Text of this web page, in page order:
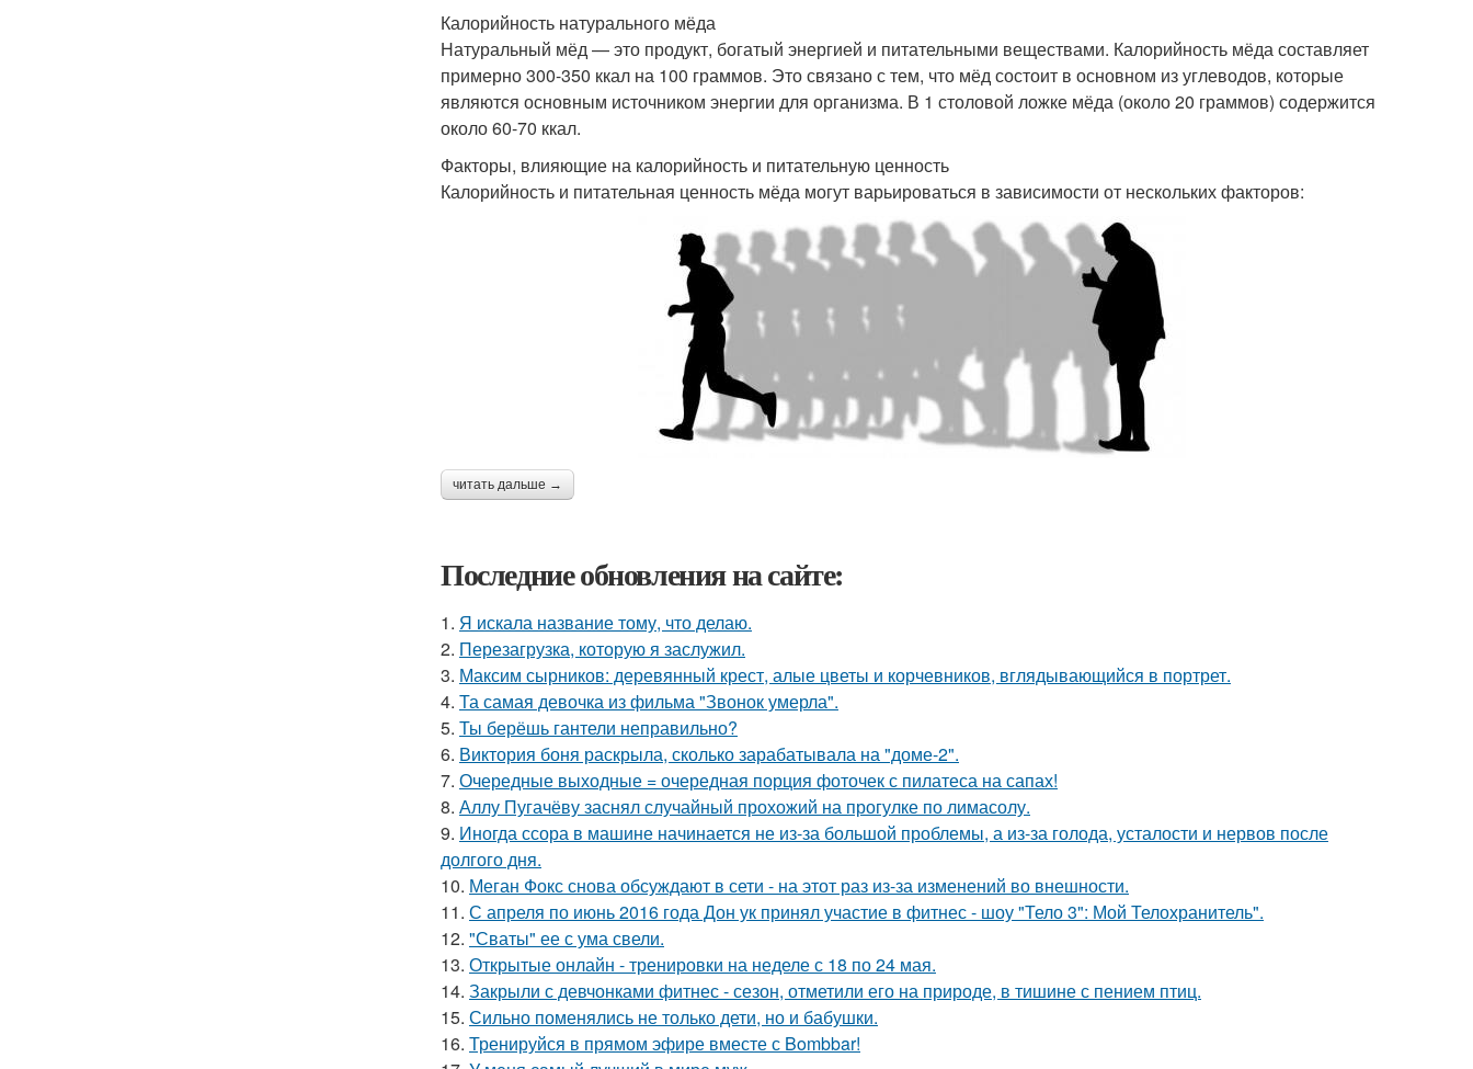
Калорийность натурального мёда
Натуральный мёд — это продукт, богатый энергией и питательными веществами. Калорийность мёда составляет
примерно 300-350 ккал на 100 граммов. Это связано с тем, что мёд состоит в основном из углеводов, которые
являются основным источником энергии для организма. В 1 столовой ложке мёда (около 20 граммов) содержится
около 60-70 ккал.
Факторы, влияющие на калорийность и питательную ценность
Калорийность и питательная ценность мёда могут варьироваться в зависимости от нескольких факторов:
читать дальше →
Последние обновления на сайте:
1. Я искала название тому, что делаю.
2. Перезагрузка, которую я заслужил.
3. Максим сырников: деревянный крест, алые цветы и корчевников, вглядывающийся в портрет.
4. Та самая девочка из фильма "Звонок умерла".
5. Ты берёшь гантели неправильно?
6. Виктория боня раскрыла, сколько зарабатывала на "доме-2".
7. Очередные выходные = очередная порция фоточек с пилатеса на сапах!
8. Аллу Пугачёву заснял случайный прохожий на прогулке по лимасолу.
9. Иногда ссора в машине начинается не из-за большой проблемы, а из-за голода, усталости и нервов после
долгого дня.
10. Меган Фокс снова обсуждают в сети - на этот раз из-за изменений во внешности.
11. С апреля по июнь 2016 года Дон ук принял участие в фитнес - шоу "Тело 3": Мой Телохранитель".
12. "Сваты" ее с ума свели.
13. Открытые онлайн - тренировки на неделе с 18 по 24 мая.
14. Закрыли с девчонками фитнес - сезон, отметили его на природе, в тишине с пением птиц.
15. Сильно поменялись не только дети, но и бабушки.
16. Тренируйся в прямом эфире вместе с Bombbar!